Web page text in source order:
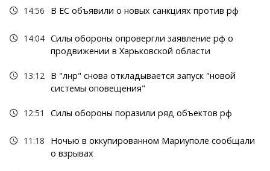
14:56 В ЕС объявили о новых санкциях против рф
14:04 Силы обороны опровергли заявление рф о
продвижении в Харьковской области
13:12
В "лнр" снова откладывается запуск "новой
системы оповещения"
12:51 Силы обороны поразили ряд объектов рф
11:18
Ночью в оккупированном Мариуполе сообщали
о взрывах